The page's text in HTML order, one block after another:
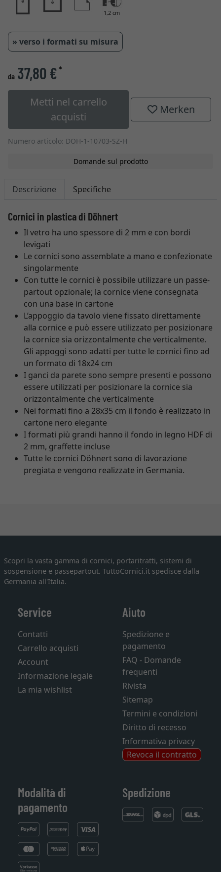
1,2 cm
» verso i formati su misura
da 37,80 €*
Metti nel carrello
acquisti
Merken
Numero articolo: DOH-1-10703-SZ-H
Domande sul prodotto
Descrizione Specifiche
Cornici in plastica di Döhnert
Il vetro ha uno spessore di 2 mm e con bordi
levigati
Le cornici sono assemblate a mano e confezionate
singolarmente
Con tutte le cornici è possibile utilizzare un passe-
partout opzionale; la cornice viene consegnata
con una base in cartone
L’appoggio da tavolo viene fissato direttamente
alla cornice e può essere utilizzato per posizionare
la cornice sia orizzontalmente che verticalmente.
Gli appoggi sono adatti per tutte le cornici fino ad
un formato di 18x24 cm
I ganci da parete sono sempre presenti e possono
essere utilizzati per posizionare la cornice sia
orizzontalmente che verticalmente
Nei formati fino a 28x35 cm il fondo è realizzato in
cartone nero elegante
I formati più grandi hanno il fondo in legno HDF di
2 mm, graffette incluse
Tutte le cornici Döhnert sono di lavorazione
pregiata e vengono realizzate in Germania.
Scopri la vasta gamma di cornici, portaritratti, sistemi di
sospensione e passepartout. TuttoCornici.it spedisce dalla
Germania all'Italia.
Service
Contatti
Carrello acquisti
Account
Informazione legale
La mia wishlist
Aiuto
Spedizione e
pagamento
FAQ - Domande
frequenti
Rivista
Sitemap
Termini e condizioni
Diritto di recesso
Informativa privacy
Revoca il contratto
Modalità di
pagamento
Spedizione